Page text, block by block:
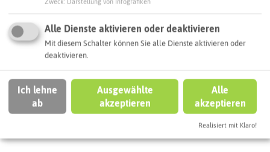
Haard Sonntagstour Nord
Alle Dienste aktivieren oder deaktivieren
Mit diesem Schalter können Sie alle Dienste aktivieren oder
deaktivieren.
Ich lehne
ab
Ausgewählte
akzeptieren
Alle
akzeptieren
Realisiert mit Klaro!